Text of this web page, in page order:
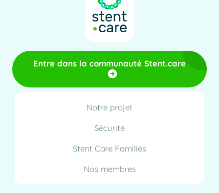
Entre dans la communauté Stent.care
Notre projet
Sécurité
Stent Care Families
Nos membres